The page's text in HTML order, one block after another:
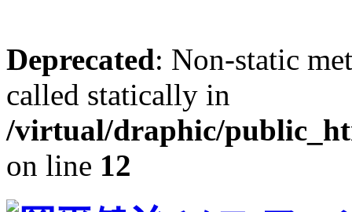
Deprecated: Non-static
called statically in
/virtual/draphic/
on line 12